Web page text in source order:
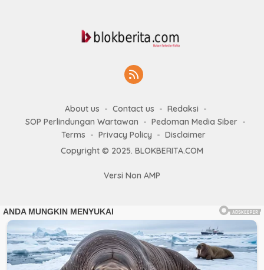
About us Contact us
Redaksi
SOP Perlindungan Wartawan
Pedoman Media Siber
Terms
Privacy Policy
Disclaimer
Copyright © 2025. BLOKBERITA.COM
Versi Non AMP